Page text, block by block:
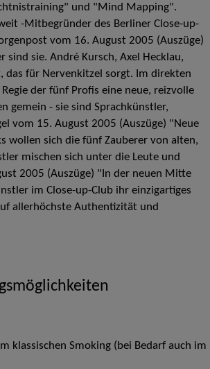
und "Mind Mapping".
-Mitbegründer des Berliner Close-up-
vom 16. August 2005 (Auszüge)
sind sie. André Kursch, Axel Hecklau,
das für Nervenkitzel sorgt. Im direkten
der fünf Profis eine neue, reizvolle
gemein - sie sind Sprachkünstler,
vom 15. August 2005 (Auszüge) "Neue
wollen sich die fünf Zauberer von alten,
mischen sich unter die Leute und
2005 (Auszüge) "In der neuen Mitte
im Close-up-Club ihr einzigartiges
allerhöchste Authentizität und
klassischen Smoking (bei Bedarf auch im